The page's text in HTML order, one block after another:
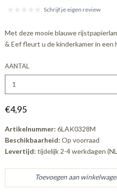
Schrijf je eigen review
Met deze mooie blauwe
& Eef fleurt u de kinderkamer in een
AANTAL
€4,95
Artikelnummer: 6LAK0328M
Beschikbaarheid: Op voorraad
Levertijd: tijdelijk 2-4 werkdagen